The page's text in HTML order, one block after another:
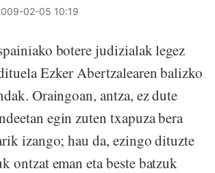
02-05 10:19
botere judizialak legez
Ezker Abertzalearen balizko
Oraingoan, antza, ez dute
egin zuten txapuza bera
izango; hau da, ezingo dituzte
ontzat eman eta beste batzuk